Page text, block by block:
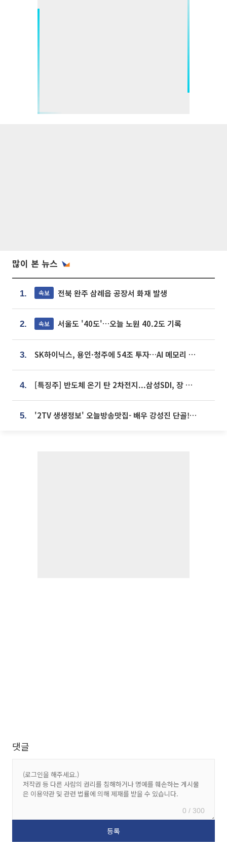
많이 본 뉴스
1. 속보 전북 완주 삼례읍 공장서 화재 발생
2. 속보 서울도 '40도'…오늘 노원 40.2도 기록
3. SK하이닉스, 용인·청주에 54조 투자…AI 메모리 생산기지 키운다
4. [특징주] 반도체 온기 탄 2차전지...삼성SDI, 장 초반 7% 넘게 껑충
5. '2TV 생생정보' 오늘방송맛집- 배우 강성진 단골! 쌀국수ㆍ푸팟퐁 커리 맛집 '블○○○'
댓글
0 / 300